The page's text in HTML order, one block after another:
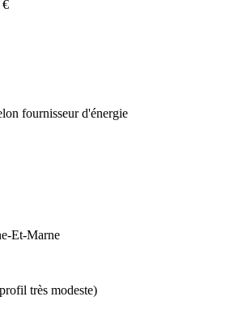
€
fournisseur d'énergie
Et-Marne
très modeste)